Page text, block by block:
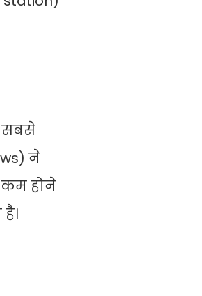
सबसे
ने
कम होने